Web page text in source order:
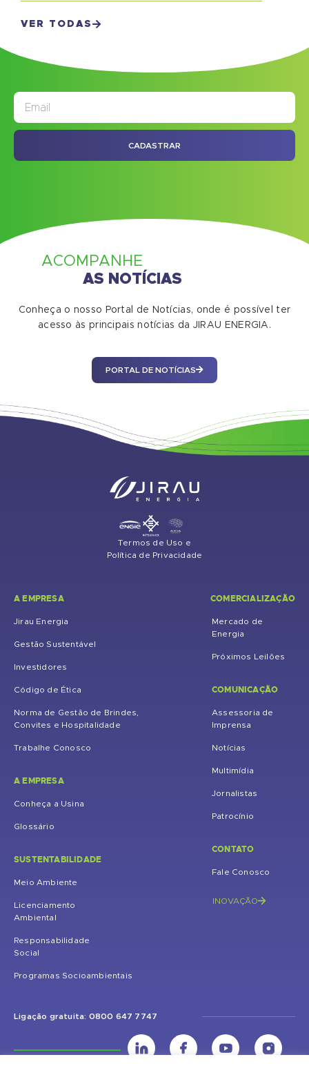
VER TODAS
CADASTRAR
ACOMPANHE
AS NOTÍCIAS
Conheça o nosso Portal de Notícias, onde é possível ter
acesso às principais notícias da JIRAU ENERGIA.
PORTAL DE NOTÍCIAS
Termos de Uso e
Política de Privacidade
A EMPRESA
Jirau Energia
Gestão Sustentável
Investidores
Código de Ética
Norma de Gestão de Brindes,
Convites e Hospitalidade
Trabalhe Conosco
A EMPRESA
Conheça a Usina
Glossário
SUSTENTABILIDADE
Meio Ambiente
Licenciamento
Ambiental
Responsabilidade
Social
Programas Socioambientais
COMERCIALIZAÇÃO
Mercado de
Energia
Próximos Leilões
COMUNICAÇÃO
Assessoria de
Imprensa
Notícias
Multimídia
Jornalistas
Patrocínio
CONTATO
Fale Conosco
INOVAÇÃO
Ligação gratuita: 0800 647 7747